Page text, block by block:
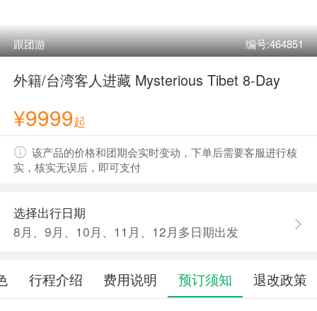
跟团游 编号:464851
外籍/台湾客人进藏 Mysterious Tibet 8-Day
¥9999起
该产品的价格和团期会实时变动，下单后需要客服进行核
实，核实无误后，即可支付
选择出行日期
8月、9月、10月、11月、12月多日期出发
行程介绍 费用说明 预订须知 退改政策